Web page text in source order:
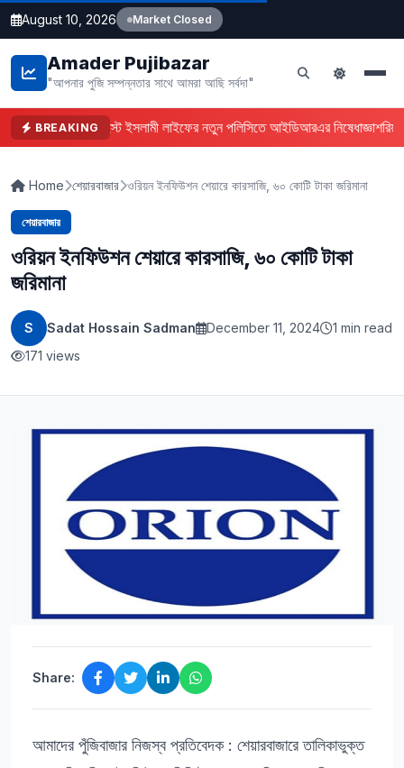
August 10, 2026 Market Closed
Amader Pujibazar
"আপনার পুজি সম্পন্নতার সাথে আমরা আছি সর্বদা"
BREAKINGফারইস্ট ইসলামী লাইফের নতুন পলিসিতে আইডিআরএর নিষেধাজ্ঞা
Home শেয়ারবাজার ওরিয়ন ইনফিউশন শেয়ারে কারসাজি, ৬০ কোটি টাকা জরিমানা
শেয়ারবাজার
ওরিয়ন ইনফিউশন শেয়ারে কারসাজি, ৬০ কোটি টাকা
জরিমানা
S Sadat Hossain Sadman December 11, 2024
1 min read
171 views
Share:
আমাদের পুঁজিবাজার নিজস্ব প্রতিবেদক : শেয়ারবাজারে তালিকাভুক্ত